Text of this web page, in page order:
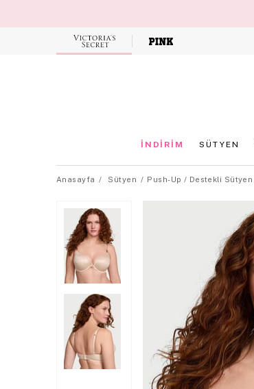
Victoria's
Secret
İNDİRİM SÜTYEN
Anasayfa Sütyen Push-Up / Destekli Sütyen